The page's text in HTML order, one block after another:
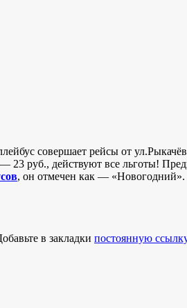
совершает рейсы от
руб., действуют все льготы!
, он отмечен как — «Новогодний».
в закладки постоянную ссылку